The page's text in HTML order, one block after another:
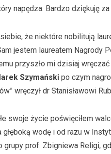
napędza. Bardzo dziękuję za
że niektóre nobilitują
jestem laureatem Nagrody
przyszło mi dzisiaj
Szymański po czym
wręczył dr Stanisławowi
swoje życie poświęciłem
głęboką wodę i od razu w
prof. Zbigniewa Religi,